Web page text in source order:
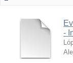
-